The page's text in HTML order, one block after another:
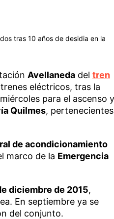
tras 10 años de desidia en la
Avellanedadel tren
eléctricos, tras la
para el ascenso y
Quilmes, pertenecientes
de acondicionamiento
marco de la Emergencia
diciembre de 2015,
En septiembre ya se
del conjunto.